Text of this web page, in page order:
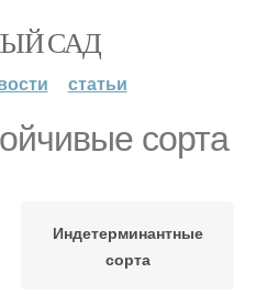
САД
статьи
сорта
Индетерминантные
сорта